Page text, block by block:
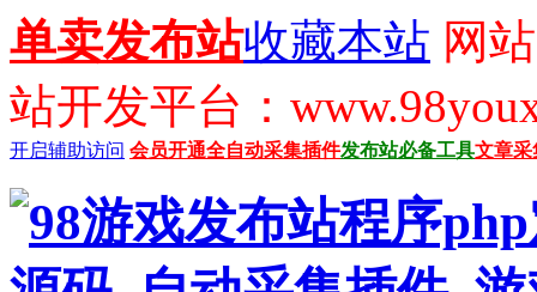
单卖发布站收藏本站 网
站开发平台：
开启辅助访问 会员开通全自动采集插件发布站必备工具文章采